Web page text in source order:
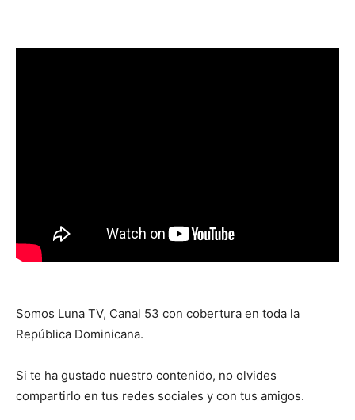
Somos Luna TV, Canal 53 con cobertura en toda la
República Dominicana.
Si te ha gustado nuestro contenido, no olvides
compartirlo en tus redes sociales y con tus amigos.